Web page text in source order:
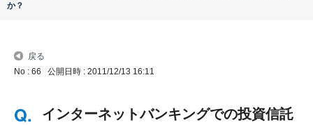
か？
戻る
No : 66 公開日時 : 2011/12/13 16:11
インターネットバンキングでの投資信託